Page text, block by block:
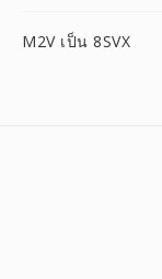
M2V เป็น 8SVX